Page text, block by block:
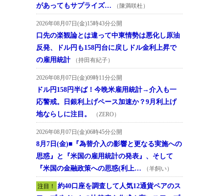
があってもサプライズ…
（陳満咲杜）
2026年08月07日(金)15時43分公開
口先の楽観論とは違って中東情勢は悪化し原油
反発、ドル円も158円台に戻しドル金利上昇で
の雇用統計
（持田有紀子）
2026年08月07日(金)09時11分公開
ドル円158円半ば！今晩米雇用統計→介入も一
応警戒。日銀利上げペース加速か？9月利上げ
地ならしに注目。
（ZERO）
2026年08月07日(金)06時45分公開
8月7日(金)■『為替介入の影響と更なる実施への
思惑』と『米国の雇用統計の発表』、そして
『米国の金融政策への思惑(利上…
（羊飼い）
注目！
約40口座を調査して人気12通貨ペアのス